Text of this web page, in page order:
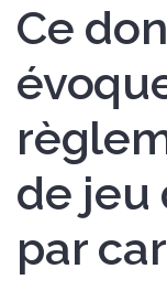
Ce
de jeu
par